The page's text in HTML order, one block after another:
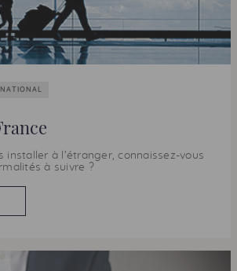
installer à l’étranger, connaissez-vous
à suivre ?